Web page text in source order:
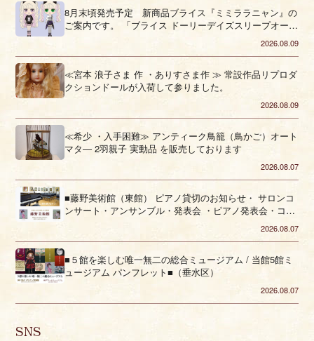
8月末頃発売予定 新商品ブライス『ミミララニャン』の
ご案内です。 「ブライス ドーリーデイズスリープオーバ
2026.08.09
≪宮本 浪子さま 作 ・ありすさま作 ≫ 常設作品リプロダ
クションドールが入荷して参りました。
2026.08.09
≪希少 ・入手困難≫ アンティーク鳥籠（鳥かご）オート
マタ― 2羽親子 実動品 を販売しております
2026.08.07
■藤野美術館（東館） ピアノ貸切のお知らせ・ サロンコ
ンサート・アンサンブル・発表会 ・ピアノ発表会・コー
2026.08.07
■５館を楽しむ唯一無二の総合ミュージアム / 当館5館ミ
ュージアム パンフレット■（垂水区）
2026.08.07
SNS